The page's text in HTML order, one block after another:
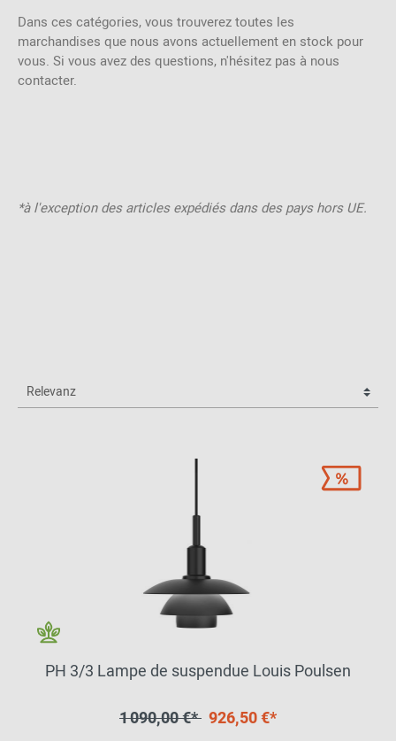
Dans ces catégories, vous trouverez toutes les
marchandises que nous avons actuellement en stock pour
vous. Si vous avez des questions, n'hésitez pas à nous
contacter.
*à l'exception des articles expédiés dans des pays hors UE.
PH 3/3 Lampe de suspendue Louis Poulsen
1 090,00 €* 926,50 €*